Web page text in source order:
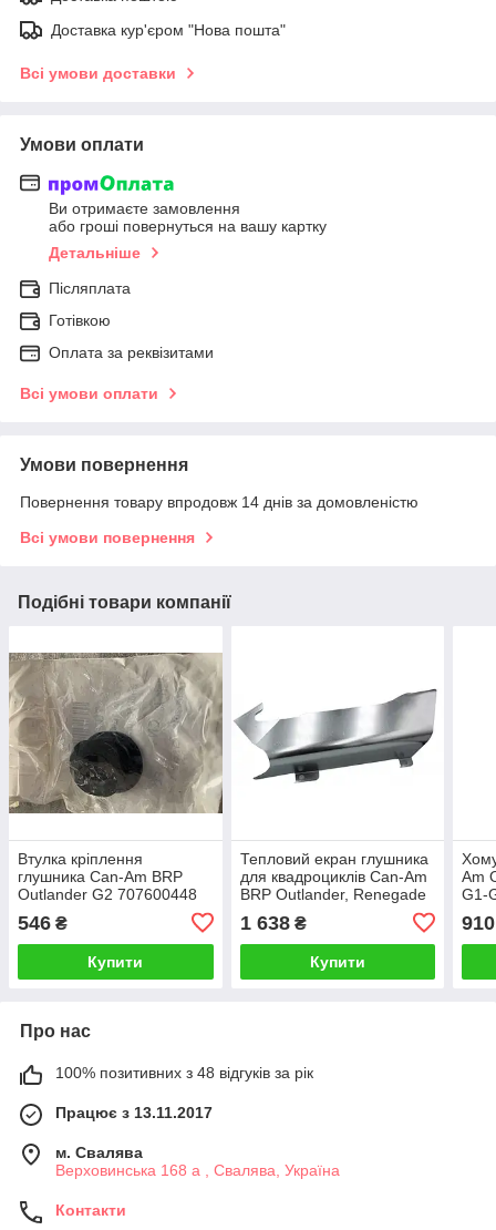
Доставка кур'єром "Нова пошта"
Всі умови доставки
Умови оплати
Ви отримаєте замовлення
або гроші повернуться на вашу картку
Детальніше
Післяплата
Готівкою
Оплата за реквізитами
Всі умови оплати
Умови повернення
Повернення товару впродовж 14 днів за домовленістю
Всі умови повернення
Подібні товари компанії
Втулка кріплення
глушника Can-Am BRP
Outlander G2 707600448
546 ₴
Купити
Тепловий екран глушника
для квадроциклів Can-Am
BRP Outlander, Renegade
1 638₴
Купити
Am
G1-
910
Про нас
100% позитивних з 48 відгуків за рік
Працює з 13.11.2017
м. Свалява
Верховинська 168 а , Свалява, Україна
Контакти